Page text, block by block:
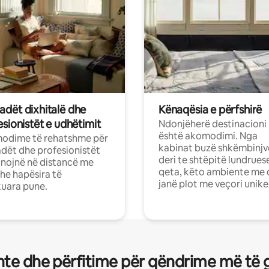
dixhitalë dhe
e udhëtimit
të rehatshme për
dhe profesionistët
në distancë me
hapësira të
pune.
Kënaqësia e përfshirë
Ndonjëherë destinacioni
është akomodimi. Nga
kabinat buzë
deri te shtëpitë
qeta, këto ambiente me
janë plot me veçori
dhe përfitime për qëndrime më të